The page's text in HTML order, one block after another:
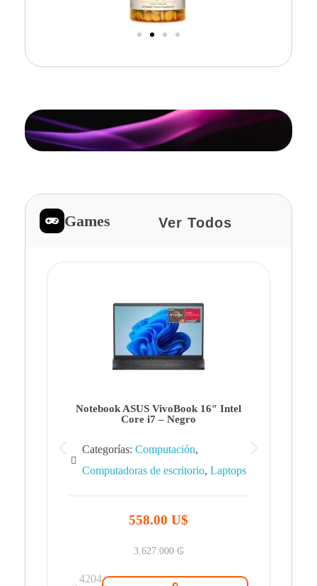
Games Ver Todos
Notebook ASUS VivoBook 16″ Intel
Core i7 – Negro
Categorías: Computación,
Computadoras de escritorio, Laptops
558.00 U$
3.627.000 ₲
4204